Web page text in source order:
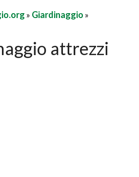
» Giardinaggio »
attrezzi